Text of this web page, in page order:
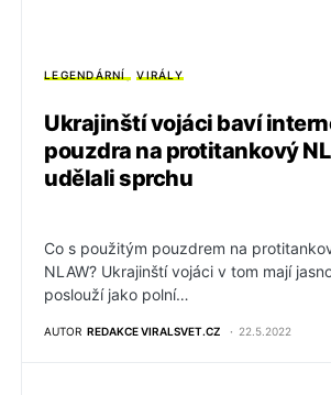
LEGENDÁRNÍ VIRÁLY
Ukrajinští vojáci baví
pouzdra na protitankový
udělali sprchu
Co s použitým pouzdrem na
NLAW? Ukrajinští vojáci v tom mají
poslouží jako polní…
AUTOR REDAKCE VIRALSVET.CZ 22.5.2022